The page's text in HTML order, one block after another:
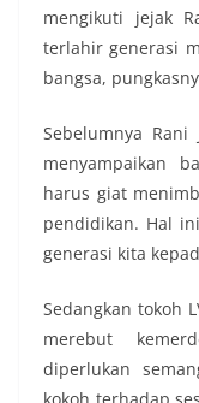
mengikuti jejak
terlahir generasi
bangsa,
Sebelumnya
menyampaikan
harus giat
pendidikan. Hal
generasi kita
Sedangkan tokoh
merebut
diperlukan